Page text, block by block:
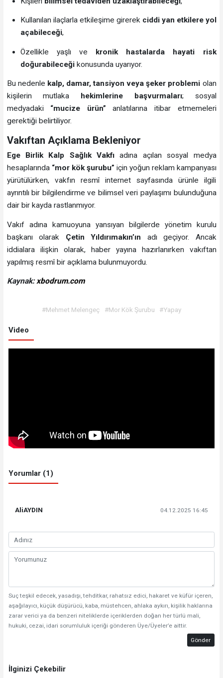
Kullanılan ilaçlarla etkileşime girerek ciddi yan etkilere yol
açabileceği,
Özellikle yaşlı ve kronik hastalarda hayati risk
doğurabileceğikonusunda uyarıyor.
Bu nedenle kalp, damar, tansiyon veya şeker problemi olan
kişilerin mutlaka hekimlerine başvurmaları; sosyal
medyadaki “mucize ürün” anlatılarına itibar etmemeleri
gerektiği belirtiliyor.
Vakıftan Açıklama Bekleniyor
Ege Birlik Kalp Sağlık Vakfı adına açılan sosyal medya
hesaplarında “mor kök şurubu” için yoğun reklam kampanyası
yürütülürken, vakfın resmî internet sayfasında ürünle ilgili
ayrıntılı bir bilgilendirme ve bilimsel veri paylaşımı bulunduğuna
dair bir kayda rastlanmıyor.
Vakıf adına kamuoyuna yansıyan bilgilerde yönetim kurulu
başkanı olarak Çetin Yıldırımakın’ın adı geçiyor. Ancak
iddialara ilişkin olarak, haber yayına hazırlanırken vakıftan
yapılmış resmî bir açıklama bulunmuyordu.
Kaynak:xbodrum.com
#Mehmet Melengeç #Mor Kök Şurubu #Yapay
Video
Yorumlar (1)
AliAYDIN 04.12.2025 16:45
Suç teşkil edecek, yasadışı, tehditkar, rahatsız edici, hakaret ve küfür içeren,
aşağılayıcı, küçük düşürücü, kaba, müstehcen, ahlaka aykırı, kişilik haklarına
zarar verici ya da benzeri niteliklerde içeriklerden doğan her türlü mali,
hukuki, cezai, idari sorumluluk içeriği gönderen Üye/Üyeler’e aittir.
Gönder
İlginizi Çekebilir